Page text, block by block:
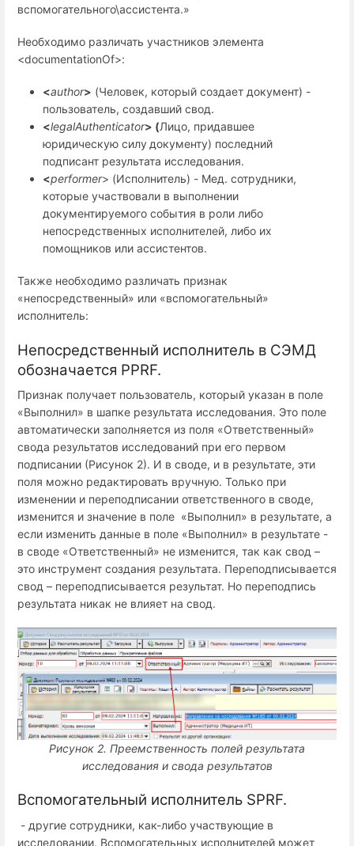
вспомогательного\ассистента.»
Необходимо различать участников элемента
<documentationOf>:
<author> (Человек, который создает документ) -
пользователь, создавший свод.
<legalAuthenticator> (Лицо, придавшее
юридическую силу документу) последний
подписант результата исследования.
<performer> (Исполнитель) - Мед. сотрудники,
которые участвовали в выполнении
документируемого события в роли либо
непосредственных исполнителей, либо их
помощников или ассистентов.
Также необходимо различать признак
«непосредственный» или «вспомогательный»
исполнитель:
Непосредственный исполнитель в СЭМД
обозначается PPRF.
Признак получает пользователь, который указан в поле
«Выполнил» в шапке результата исследования. Это поле
автоматически заполняется из поля «Ответственный»
свода результатов исследований при его первом
подписании (Рисунок 2). И в своде, и в результате, эти
поля можно редактировать вручную. Только при
изменении и переподписании ответственного в своде,
изменится и значение в поле «Выполнил» в результате, а
если изменить данные в поле «Выполнил» в результате -
в своде «Ответственный» не изменится, так как свод –
это инструмент создания результата. Переподписывается
свод – переподписывается результат. Но переподпись
результата никак не влияет на свод.
Рисунок 2. Преемственность полей результата
исследования и свода результатов
Вспомогательный исполнитель SPRF.
- другие сотрудники, как-либо участвующие в
исследовании. Вспомогательных исполнителей может